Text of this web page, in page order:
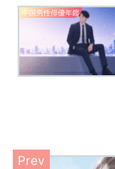
中国男性俳優年鑑